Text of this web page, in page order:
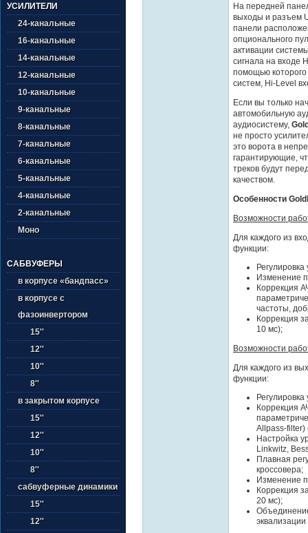
УСИЛИТЕЛИ
24-канальные
16-канальные
14-канальные
12-канальные
10-канальные
9-канальные
8-канальные
7-канальные
6-канальные
5-канальные
4-канальные
2-канальные
Моно
САБВУФЕРЫ
в корпусе «бандпасс»
в корпусе с
фазоинвертором
15''
12''
10''
8''
в закрытом корпусе
15''
12''
10''
8''
сабвуферные динамики
15''
12''
На передней
выходы и разъем
панели
опционального
активации
сигнала на входе
помощью которого
систем, Hi-Level
Если вы только
автомобильную
аудиосистему,
не просто
это ворота в
гарантирующие,
треков будут
качеством.
Особенности
Возможности
Для каждого из
функции:
Регулировка
Изменение
Коррекция
частоты,
Коррекция
10 мс);
Возможности
Для каждого из
функции:
Регулировка
Коррекция
Allpass-filter)
Настройка
Linkwitz,
Плавная
кроссовера;
Изменение
Коррекция
20 мс);